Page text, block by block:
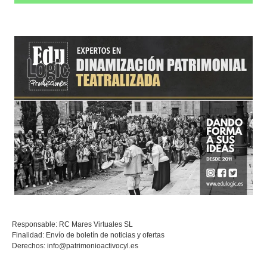
Responsable: RC Mares Virtuales SL
Finalidad: Envío de boletín de noticias y ofertas
Derechos: info@patrimonioactivocyl.es